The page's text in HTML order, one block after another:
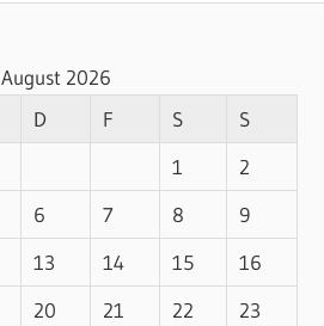
August 2026
D F S
S
1
2
6 7 8
9
13 14 15
16
20 21 22
23